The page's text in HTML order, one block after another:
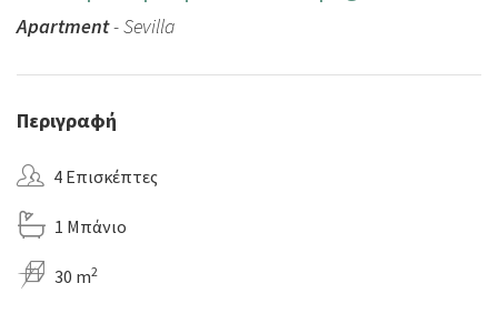
Apartment- Sevilla
Περιγραφή
4 Επισκέπτες
1 Μπάνιο
30 m2